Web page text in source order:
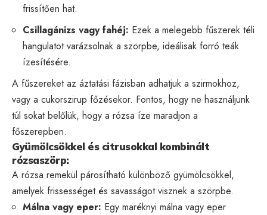
frissítően hat.
Csillagánizs vagy fahéj: Ezek a melegebb fűszerek téli
hangulatot varázsolnak a szörpbe, ideálisak forró teák
ízesítésére.
A fűszereket az áztatási fázisban adhatjuk a szirmokhoz,
vagy a cukorszirup főzésekor. Fontos, hogy ne használjunk
túl sokat belőlük, hogy a rózsa íze maradjon a
főszerepben.
Gyümölcsökkel és citrusokkal kombinált
rózsaszörp:
A rózsa remekül párosítható különböző gyümölcsökkel,
amelyek frissességet és savasságot visznek a szörpbe.
Málna vagy eper: Egy maréknyi málna vagy eper